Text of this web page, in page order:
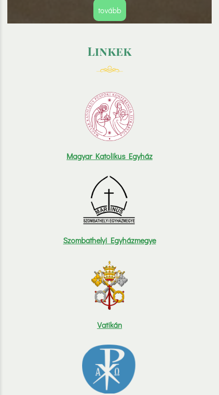
tovább
Linkek
Magyar Katolikus Egyház
Szombathelyi Egyházmegye
Vatikán